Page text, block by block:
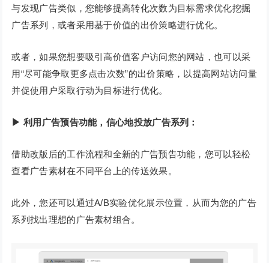
与发现广告类似，您能够提高转化次数为目标需求优化挖掘
广告系列，或者采用基于价值的出价策略进行优化。
或者，如果您想要吸引高价值客户访问您的网站，也可以采
用“尽可能争取更多点击次数”的出价策略，以提高网站访问量
并促使用户采取行动为目标进行优化。
▶ 利用广告预告功能，信心地投放广告系列：
借助改版后的工作流程和全新的广告预告功能，您可以轻松
查看广告素材在不同平台上的传送效果。
此外，您还可以通过A/B实验优化展示位置，从而为您的广告
系列找出理想的广告素材组合。